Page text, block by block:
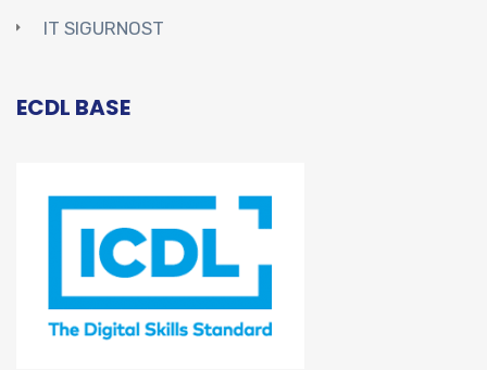
IT SIGURNOST
ECDL BASE